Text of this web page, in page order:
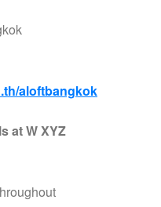
aloftbangkok
at W XYZ